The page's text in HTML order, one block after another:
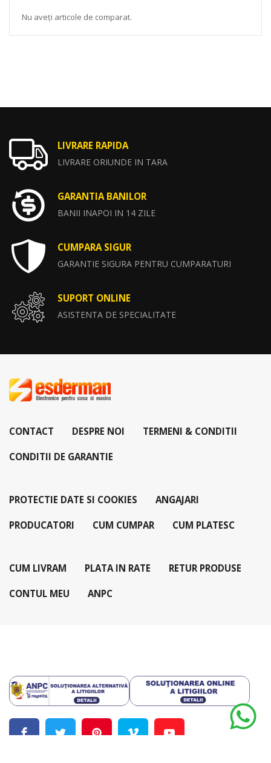
Nu aveți articole de comparat.
LIVRARE RAPIDA
LIVRARE ORIUNDE IN TARA
GARANTIA BANILOR
BANII INAPOI IN 14 ZILE
CUMPARA SIGUR
GARANTIE SIGURA PENTRU CUMPARATURI
SUPORT ONLINE
ASISTENTA DE SPECIALITATE
CONTACT DESPRE NOI TERMENI & CONDITII
CONDITII DE GARANTIE
PROTECTIE DATE SI COOKIES ANGAJARI
PRODUCATORI CUM CUMPAR CUM PLATESC
CUM LIVRAM PLATA IN RATE RETUR PRODUSE
CONTUL MEU ANPC